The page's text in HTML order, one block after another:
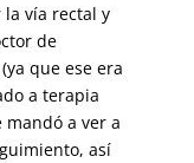
vía rectal y
de
que ese era
a terapia
a ver a
así